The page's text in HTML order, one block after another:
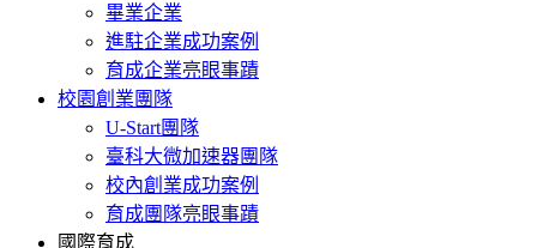
畢業企業
進駐企業成功案例
育成企業亮眼事蹟
校園創業團隊
U-Start團隊
臺科大微加速器團隊
校內創業成功案例
育成團隊亮眼事蹟
國際育成